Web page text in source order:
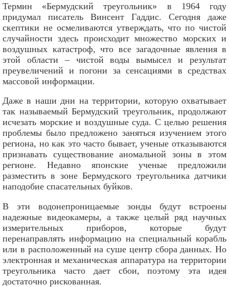
Термин «Бермудский треугольник» в 1964 году
придумал писатель Винсент Гаддис. Сегодня даже
скептики не осмеливаются утверждать, что по чистой
случайности здесь происходит множество морских и
воздушных катастроф, что все загадочные явления в
этой области – чистой воды вымысел и результат
преувеличений и погони за сенсациями в средствах
массовой информации.
Даже в наши дни на территории, которую охватывает
так называемый Бермудский треугольник, продолжают
исчезать морские и воздушные суда. С целью решения
проблемы было предложено заняться изучением этого
региона, но как это часто бывает, ученые отказываются
признавать существование аномальной зоны в этом
регионе. Недавно японские ученые предложили
разместить в зоне Бермудского треугольника датчики
наподобие спасательных буйков.
В эти водонепроницаемые зонды будут встроены
надежные видеокамеры, а также целый ряд научных
измерительных приборов, которые будут
перенаправлять информацию на специальный корабль
или в расположенный на суше центр сбора данных. Но
электронная и механическая аппаратура на территории
треугольника часто дает сбои, поэтому эта идея
достаточно рискованная.